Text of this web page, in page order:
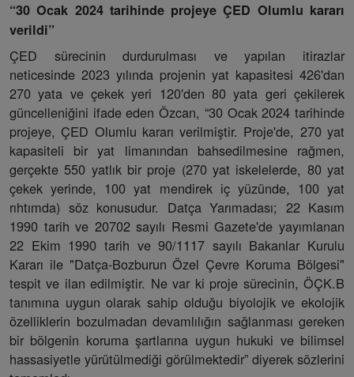
“30 Ocak 2024 tarihinde projeye ÇED Olumlu kararı
verildi”
ÇED sürecinin durdurulması ve yapılan itirazlar
neticesinde 2023 yılında projenin yat kapasitesi 426'dan
270 yata ve çekek yeri 120'den 80 yata geri çekilerek
güncelleniğini ifade eden Özcan, “30 Ocak 2024 tarihinde
projeye, ÇED Olumlu kararı verilmiştir. Proje'de, 270 yat
kapasiteli bir yat limanından bahsedilmesine rağmen,
gerçekte 550 yatlık bir proje (270 yat iskelelerde, 80 yat
çekek yerinde, 100 yat mendirek iç yüzünde, 100 yat
rıhtımda) söz konusudur. Datça Yarımadası; 22 Kasım
1990 tarih ve 20702 sayılı Resmi Gazete'de yayımlanan
22 Ekim 1990 tarih ve 90/1117 sayılı Bakanlar Kurulu
Kararı ile "Datça-Bozburun Özel Çevre Koruma Bölgesi"
tespit ve ilan edilmiştir. Ne var ki proje sürecinin, ÖÇK.B
tanımına uygun olarak sahip olduğu biyolojik ve ekolojik
özelliklerin bozulmadan devamlılığın sağlanması gereken
bir bölgenin koruma şartlarına uygun hukuki ve bilimsel
hassasiyetle yürütülmediği görülmektedir” diyerek sözlerini